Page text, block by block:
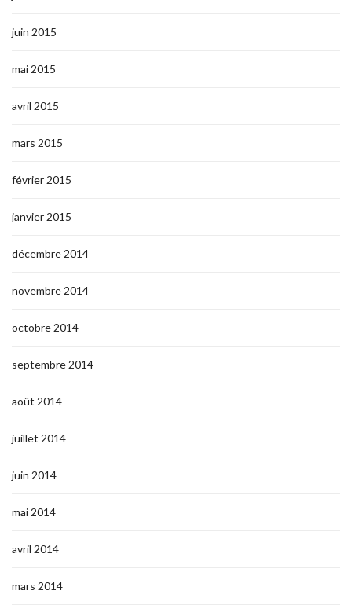
juin 2015
mai 2015
avril 2015
mars 2015
février 2015
janvier 2015
décembre 2014
novembre 2014
octobre 2014
septembre 2014
août 2014
juillet 2014
juin 2014
mai 2014
avril 2014
mars 2014